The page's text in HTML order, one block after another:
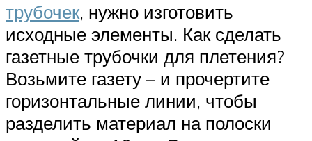
трубочек, нужно изготовить
исходные элементы. Как сделать
газетные трубочки для плетения?
Возьмите газету – и прочертите
горизонтальные линии, чтобы
разделить материал на полоски